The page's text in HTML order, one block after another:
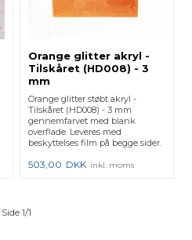
Orange glitter akryl -
Tilskåret (HD008) - 3
mm
Orange glitter støbt akryl -
Tilskåret (HD008) - 3 mm
gennemfarvet med blank
overflade. Leveres med
beskyttelses film på begge sider.
503,00 DKK inkl. moms
Side 1/1